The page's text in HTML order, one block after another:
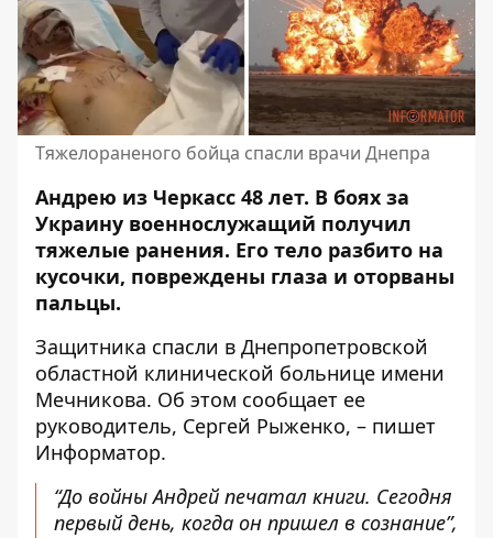
Тяжелораненого бойца спасли врачи Днепра
Андрею из Черкасс 48 лет. В боях за
Украину военнослужащий получил
тяжелые ранения. Его тело разбито на
кусочки, повреждены глаза и оторваны
пальцы.
Защитника спасли в Днепропетровской
областной клинической больнице имени
Мечникова. Об этом сообщает ее
руководитель, Сергей Рыженко, – пишет
Информатор.
“До войны Андрей печатал книги. Сегодня
первый день, когда он пришел в сознание”,